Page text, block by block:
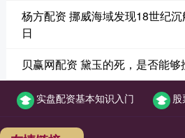
杨方配资 挪威海域发现18世纪
日
贝赢网配资 黛玉的死，是否能够
实盘配资基本知识入门 股